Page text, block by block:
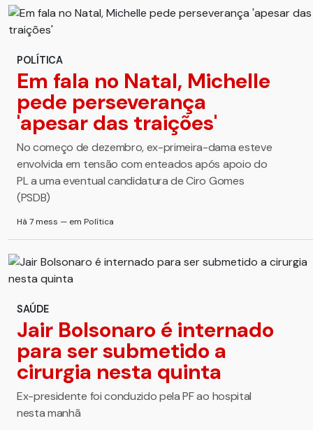
POLÍTICA
Em fala no Natal, Michelle
pede perseverança
'apesar das traições'
No começo de dezembro, ex-primeira-dama esteve
envolvida em tensão com enteados após apoio do
PL a uma eventual candidatura de Ciro Gomes
(PSDB)
Há 7 mess — em Política
SAÚDE
Jair Bolsonaro é internado
para ser submetido a
cirurgia nesta quinta
Ex-presidente foi conduzido pela PF ao hospital
nesta manhã